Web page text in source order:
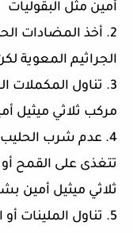
أمين مثل البقوليات
2. أخذ المضادات
الجراثيم المعوية
3. تناول المكملات
مركب ثلاثي ميثيل
4. عدم شرب الحليب
تتغذى على القمح
ثلاثي ميثيل أمين
5. تناول الملينات